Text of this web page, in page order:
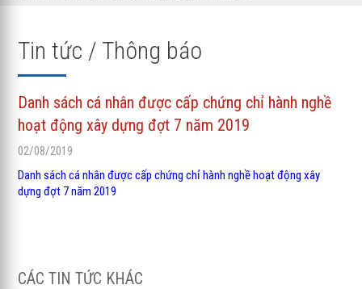
Tin tức / Thông báo
Danh sách cá nhân được cấp chứng chỉ hành nghề
hoạt động xây dựng đợt 7 năm 2019
02/08/2019
Danh sách cá nhân được cấp chứng chỉ hành nghề hoạt động xây
dựng đợt 7 năm 2019
CÁC TIN TỨC KHÁC